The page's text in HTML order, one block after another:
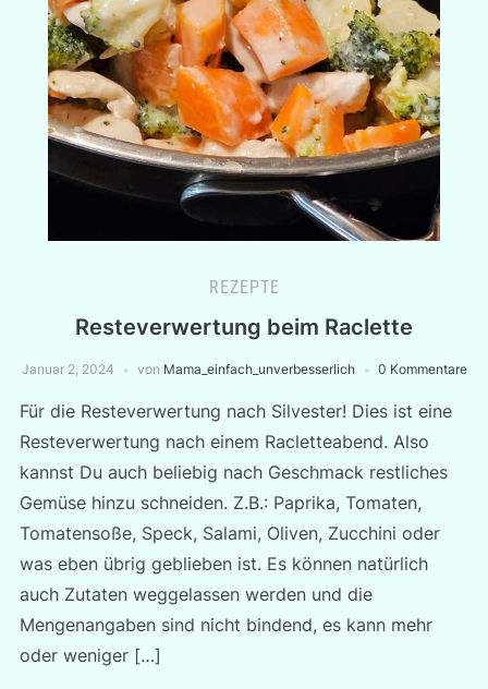
REZEPTE
Resteverwertung beim Raclette
Januar 2, 2024 von Mama_einfach_unverbesserlich 0 Kommentare
Für die Resteverwertung nach Silvester! Dies ist eine
Resteverwertung nach einem Racletteabend. Also
kannst Du auch beliebig nach Geschmack restliches
Gemüse hinzu schneiden. Z.B.: Paprika, Tomaten,
Tomatensoße, Speck, Salami, Oliven, Zucchini oder
was eben übrig geblieben ist. Es können natürlich
auch Zutaten weggelassen werden und die
Mengenangaben sind nicht bindend, es kann mehr
oder weniger […]